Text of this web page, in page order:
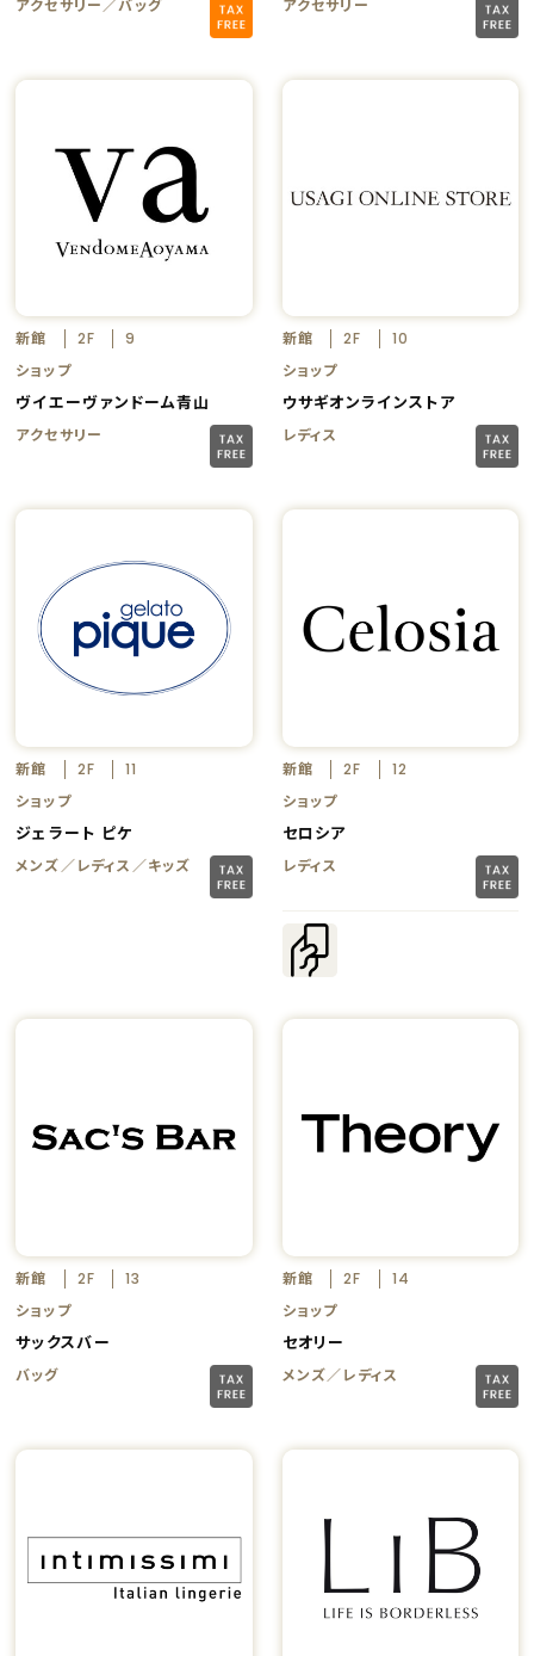
アクセサリー／バッグ アクセサリー
新館 2F
9
ショップ
ヴイエーヴァンドーム青山
アクセサリー
新館 2F
10
ショップ
ウサギオンラインストア
レディス
新館 2F
11
ショップ
ジェラート ピケ
メンズ／レディス／キッズ
新館 2F
12
ショップ
セロシア
レディス
新館 2F
13
ショップ
サックスバー
バッグ
新館 2F
14
ショップ
セオリー
メンズ／レディス